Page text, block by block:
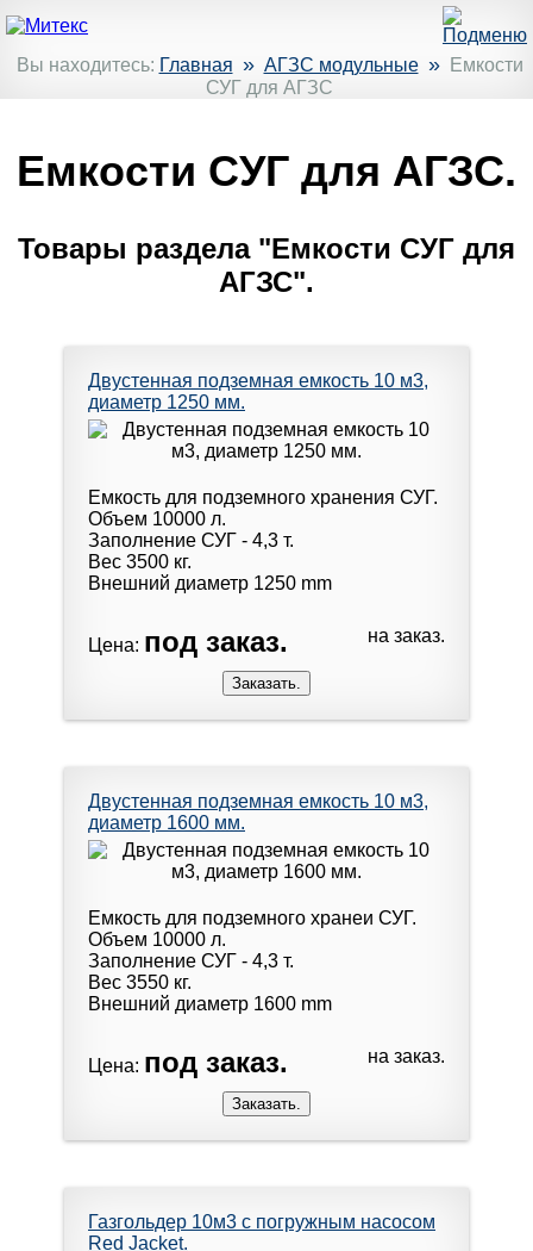
Вы находитесь: Главная » АГЗС модульные »
Емкости
СУГ для АГЗС
Емкости СУГ для АГЗС.
Товары раздела "Емкости СУГ для
АГЗС".
Двустенная подземная емкость 10 м3,
диаметр 1250 мм.
Емкость для подземного хранения СУГ.
Объем 10000 л.
Заполнение СУГ - 4,3 т.
Вес 3500 кг.
Внешний диаметр 1250 mm
Цена: под заказ. на заказ.
Двустенная подземная емкость 10 м3,
диаметр 1600 мм.
Емкость для подземного хранеи СУГ.
Объем 10000 л.
Заполнение СУГ - 4,3 т.
Вес 3550 кг.
Внешний диаметр 1600 mm
Цена: под заказ. на заказ.
Газгольдер 10м3 с погружным насосом
Red Jacket.